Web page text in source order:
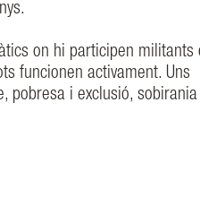
on hi participen militants
funcionen activament. Uns
pobresa i exclusió, sobirania